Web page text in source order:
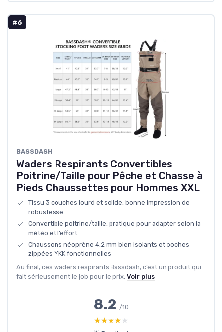
#6
BASSDASH
Waders Respirants Convertibles
Poitrine/Taille pour Pêche et Chasse à
Pieds Chaussettes pour Hommes XXL
Tissu 3 couches lourd et solide, bonne impression de
robustesse
Convertible poitrine/taille, pratique pour adapter selon la
météo et l’effort
Chaussons néoprène 4,2 mm bien isolants et poches
zippées YKK fonctionnelles
Au final, ces waders respirants Bassdash, c’est un produit qui
fait sérieusement le job pour le prix. Voir plus
8.2 /10
★★★★★
★★★★★